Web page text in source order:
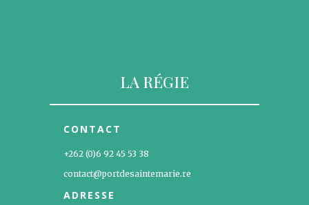
LA RÉGIE
CONTACT
+262 (0)6 92 45 53 38
contact@portdesaintemarie.re
ADRESSE